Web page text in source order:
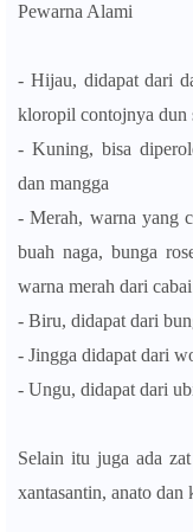
Pewarna Alami
- Hijau, didapat dari
kloropil contojnya dun
- Kuning, bisa
dan mangga
- Merah, warna yang
buah naga, bunga
warna merah dari
- Biru, didapat dari
- Jingga didapat dari
- Ungu, didapat dari
Selain itu juga ada
xantasantin, anato dan